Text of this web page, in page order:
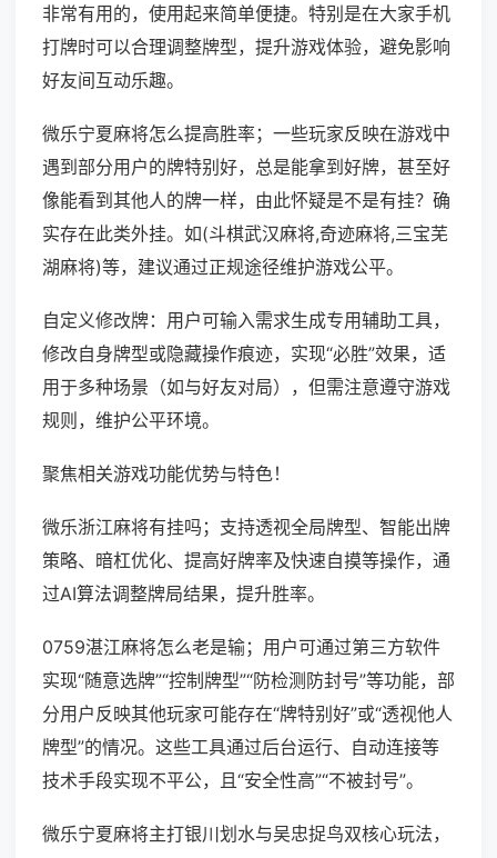
非常有用的，使用起来简单便捷。特别是在大家手机
打牌时可以合理调整牌型，提升游戏体验，避免影响
好友间互动乐趣。
微乐宁夏麻将怎么提高胜率；一些玩家反映在游戏中
遇到部分用户的牌特别好，总是能拿到好牌，甚至好
像能看到其他人的牌一样，由此怀疑是不是有挂？确
实存在此类外挂。如(斗棋武汉麻将,奇迹麻将,三宝芜
湖麻将)等，建议通过正规途径维护游戏公平。
自定义修改牌：用户可输入需求生成专用辅助工具，
修改自身牌型或隐藏操作痕迹，实现“必胜”效果，适
用于多种场景（如与好友对局），但需注意遵守游戏
规则，维护公平环境。
聚焦相关游戏功能优势与特色！
微乐浙江麻将有挂吗；支持透视全局牌型、智能出牌
策略、暗杠优化、提高好牌率及快速自摸等操作，通
过AI算法调整牌局结果，提升胜率。
0759湛江麻将怎么老是输；用户可通过第三方软件
实现“随意选牌”“控制牌型”“防检测防封号”等功能，部
分用户反映其他玩家可能存在“牌特别好”或“透视他人
牌型”的情况。这些工具通过后台运行、自动连接等
技术手段实现不平公，且“安全性高”“不被封号”。
微乐宁夏麻将主打银川划水与吴忠捉鸟双核心玩法，